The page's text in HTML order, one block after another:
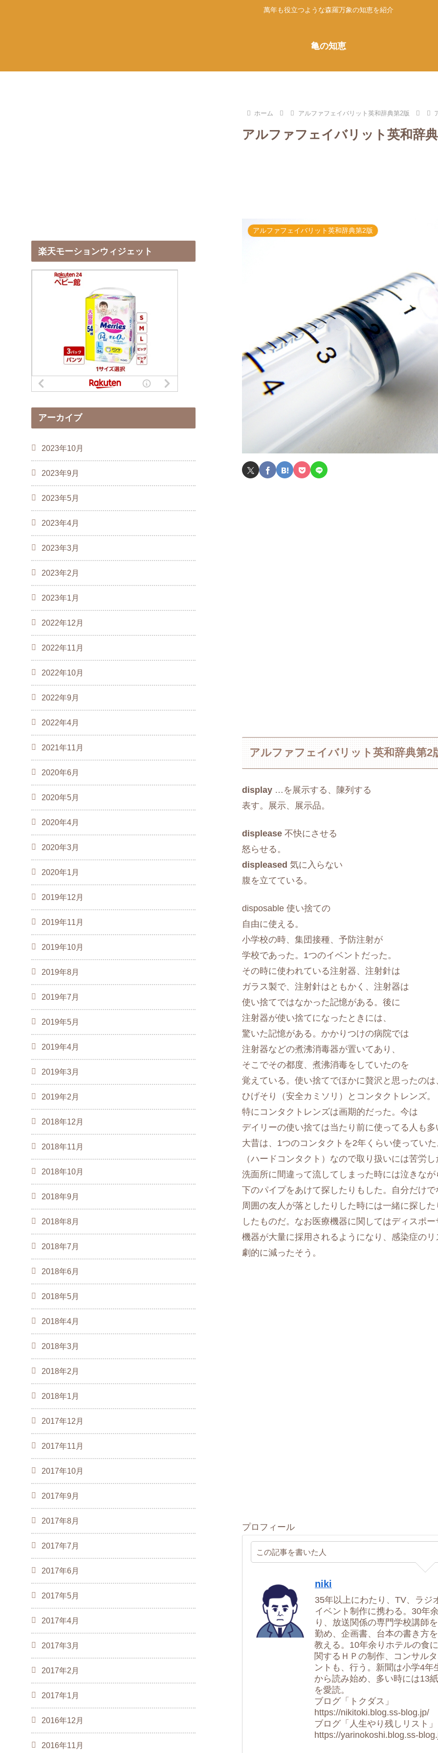
萬年も役立つような森羅万象の知恵を紹介
亀の知恵
ホーム アルファフェイバリット英和辞典第2版
アルファフェイバリット英和辞
アルファフェイバリット英和辞典第2版
アルファフェイバリット英和辞典第2
display …を展示する、陳列する
表す。展示、展示品。
displease 不快にさせる
怒らせる。
displeased 気に入らない
腹を立てている。
disposable 使い捨ての
自由に使える。
小学校の時、集団接種、予防注射が
学校であった。1つのイベントだった。
その時に使われている注射器、注射針は
ガラス製で、注射針はともかく、注射器は
使い捨てではなかった記憶がある。後に
注射器が使い捨てになったときには、
驚いた記憶がある。かかりつけの病院では
注射器などの煮沸消毒器が置いてあり、
そこでその都度、煮沸消毒をしていたのを
覚えている。使い捨てでほかに贅沢と思ったのは
ひげそり（安全カミソリ）とコンタクトレンズ。
特にコンタクトレンズは画期的だった。今は
デイリーの使い捨ては当たり前に使ってる人も多
大昔は、1つのコンタクトを2年くらい使っていた
（ハードコンタクト）なので取り扱いには苦労し
洗面所に間違って流してしまった時には泣きなが
下のパイプをあけて探したりもした。自分だけで
周囲の友人が落としたりした時には一緒に探した
したものだ。なお医療機器に関してはディスポ
機器が大量に採用されるようになり、感染症のリ
劇的に減ったそう。
プロフィール
この記事を書いた人
niki
35年以上にわたり、TV、ラジ
イベント制作に携わる。30年余
り、放送関係の専門学校講師を
勤め、企画書、台本の書き方を
教える。10年余りホテルの食に
関するＨＰの制作、コンサルタ
ントも、行う。新聞は小学4年
から読み始め、多い時には13紙
を愛読。
ブログ「トクダス」
https://nikitoki.blog.ss-blog.jp/
ブログ「人生やり残しリスト」
https://yarinokoshi.blog.ss-
楽天モーションウィジェット
アーカイブ
2023年10月
2023年9月
2023年5月
2023年4月
2023年3月
2023年2月
2023年1月
2022年12月
2022年11月
2022年10月
2022年9月
2022年4月
2021年11月
2020年6月
2020年5月
2020年4月
2020年3月
2020年1月
2019年12月
2019年11月
2019年10月
2019年8月
2019年7月
2019年5月
2019年4月
2019年3月
2019年2月
2018年12月
2018年11月
2018年10月
2018年9月
2018年8月
2018年7月
2018年6月
2018年5月
2018年4月
2018年3月
2018年2月
2018年1月
2017年12月
2017年11月
2017年10月
2017年9月
2017年8月
2017年7月
2017年6月
2017年5月
2017年4月
2017年3月
2017年2月
2017年1月
2016年12月
2016年11月